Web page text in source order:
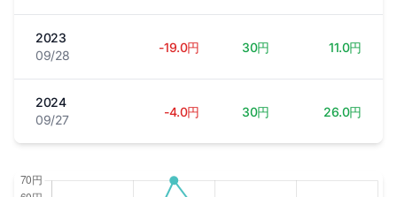
2023
09/28
-19.0円 30円 11.0円
2024
09/27
-4.0円 30円 26.0円